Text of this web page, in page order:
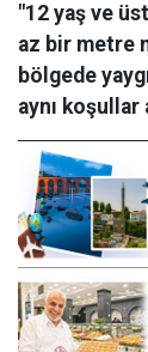
"12 yaş ve
az bir metre
bölgede
aynı koşullar